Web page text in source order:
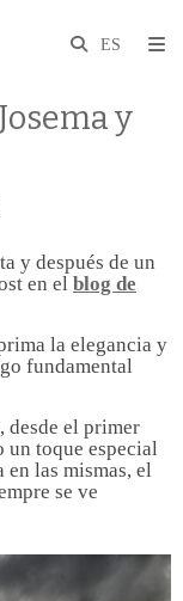
y
y después de un
en el blog de
la elegancia y
fundamental
desde el primer
un toque especial
en las mismas, el
se ve